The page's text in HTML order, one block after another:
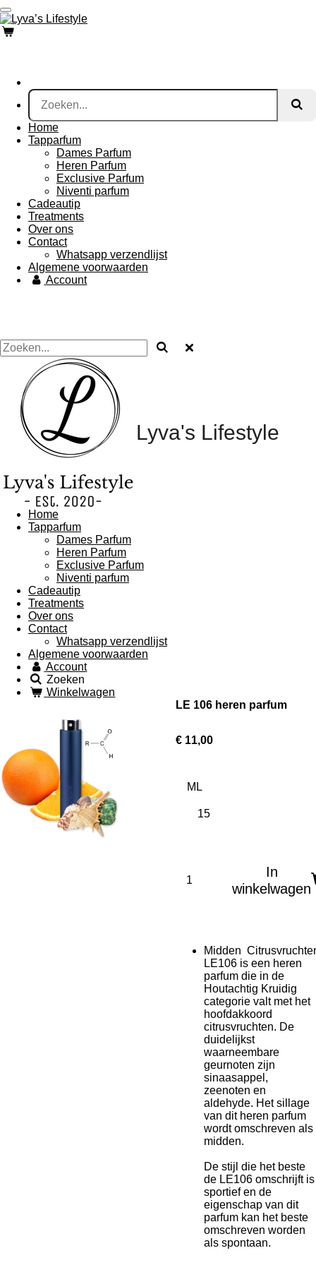
Ga
direct
naar
Home
Tapparfum
Dames Parfum
Heren Parfum
Exclusive Parfum
Niventi parfum
Cadeautip
Treatments
Over ons
Contact
Whatsapp verzendlijst
Algemene voorwaarden
Account
Lyva's Lifestyle
Home
Tapparfum
Dames Parfum
Heren Parfum
Exclusive Parfum
Niventi parfum
Cadeautip
Treatments
Over ons
Contact
Whatsapp verzendlijst
Algemene voorwaarden
Account
Zoeken
Winkelwagen
LE 106 heren parfum
€ 11,00
ML
In
winkelwagen
Midden
LE106 is een heren
parfum die in de
Houtachtig Kruidig
categorie valt met het
hoofdakkoord
citrusvruchten. De
duidelijkst
waarneembare
geurnoten zijn
sinaasappel,
zeenoten en
aldehyde. Het sillage
van dit heren parfum
wordt omschreven als
midden.
De stijl die het beste
de LE106 omschrijft is
sportief en de
eigenschap van dit
parfum kan het beste
omschreven worden
als spontaan.